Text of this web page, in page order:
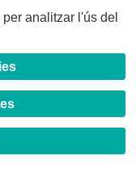
analitzar l'ús del